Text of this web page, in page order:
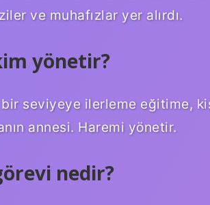
ve muhafızlar yer alırdı.
yönetir?
seviyeye ilerleme eğitime,
annesi. Haremi yönetir.
nedir?